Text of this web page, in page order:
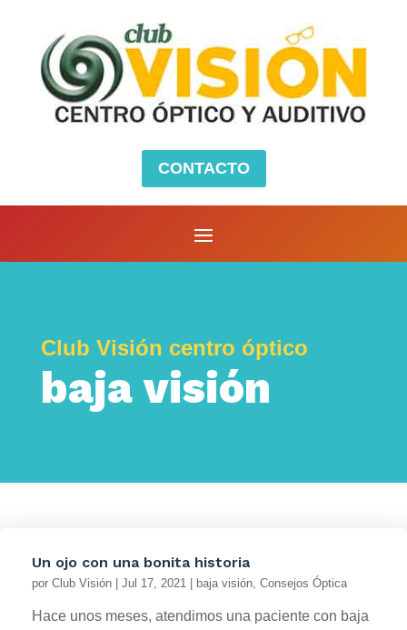
CONTACTO
Club Visión centro óptico
baja visión
Un ojo con una bonita historia
por Club Visión Jul 17, 2021 baja visión Consejos Óptica
Hace unos meses, atendimos una paciente con baja